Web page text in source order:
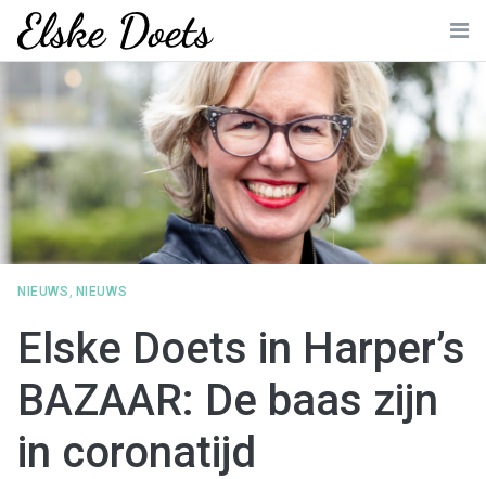
Skip
content
NIEUWS NIEUWS
Elske Doets in Harper’s
BAZAAR: De baas zijn
in coronatijd